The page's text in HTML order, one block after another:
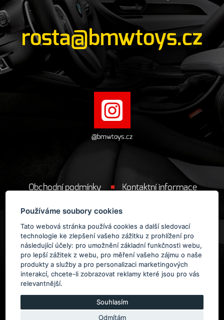
Používáme soubory cookies
Tato webová stránka používá cookies a další sledovací
technologie ke zlepšení vašeho zážitku z prohlížení pro
následující účely: pro umožnění základní funkčnosti webu,
pro lepší zážitek z webu, pro měření vašeho zájmu o naše
produkty a služby a pro personalizaci marketingových
interakcí,chcete-li zobrazovat reklamy které jsou pro vás
relevantnější.
Souhlasím
Odmítám
rosta@bmwtoys.cz
@bmwtoys.cz
Obchodní podmínky Kontaktní informace
Cookie
Provozovatelem obchodu BMWToys.cz jeManoloDesign s.r.o.